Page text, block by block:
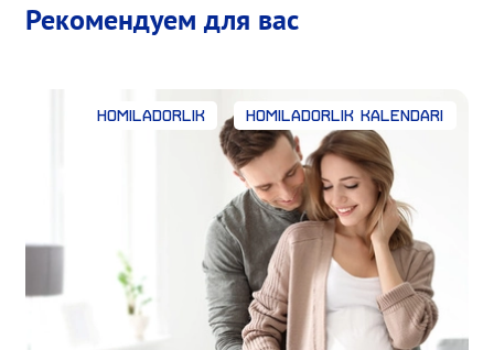
Рекомендуем для вас
Homiladorlik Homiladorlik kalendari